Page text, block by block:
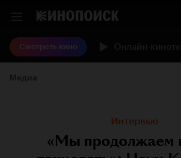
Смотреть кино
Интервью
«Мы продолжаем